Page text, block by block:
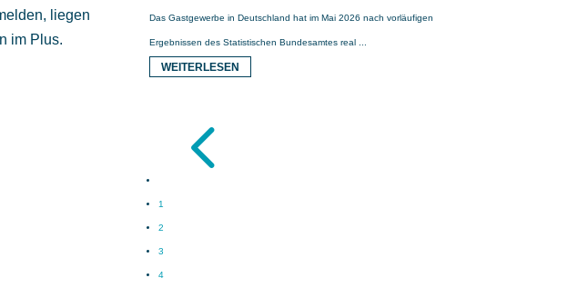
liegen
im Plus.
Das Gastgewerbe in Deutschland hat im Mai 2026 nach vorläufigen
Ergebnissen des Statistischen Bundesamtes real ...
WEITERLESEN
4
1
2
3
4